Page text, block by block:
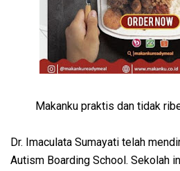
Makanku praktis dan tidak
Dr. Imaculata Sumayati telah
Autism Boarding School. Sekolah